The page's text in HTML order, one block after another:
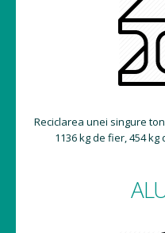
Reciclarea unei singure
1136 kg de fier, 454